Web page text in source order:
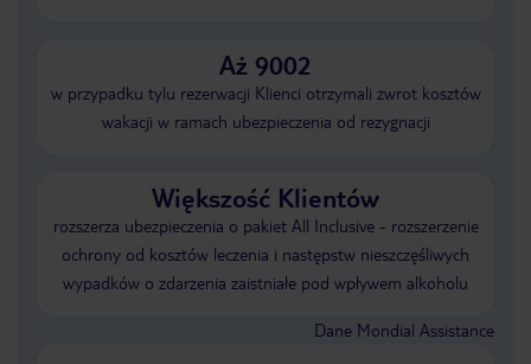
Aż 9002
w przypadku tylu rezerwacji Klienci otrzymali zwrot kosztów
wakacji w ramach ubezpieczenia od rezygnacji
Większość Klientów
rozszerza ubezpieczenia o pakiet All Inclusive - rozszerzenie
ochrony od kosztów leczenia i następstw nieszczęśliwych
wypadków o zdarzenia zaistniałe pod wpływem alkoholu
Dane Mondial Assistance